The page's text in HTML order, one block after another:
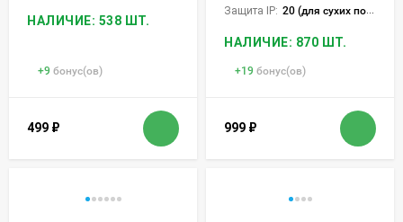
НАЛИЧИЕ: 538 ШТ.
+9 бонус(ов)
499 ₽
Защита IP: 20 (для сухих пом.)
НАЛИЧИЕ: 870 ШТ.
+19 бонус(ов)
999 ₽